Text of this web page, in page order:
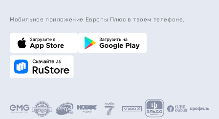
Мобильное приложение Европы Плюс в твоем телефоне.